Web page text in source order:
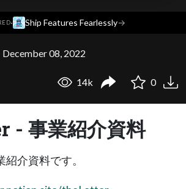
· Ship Features Fearlessly→
December 08, 2022
14k 0
- 事業紹介資料
介資料です。